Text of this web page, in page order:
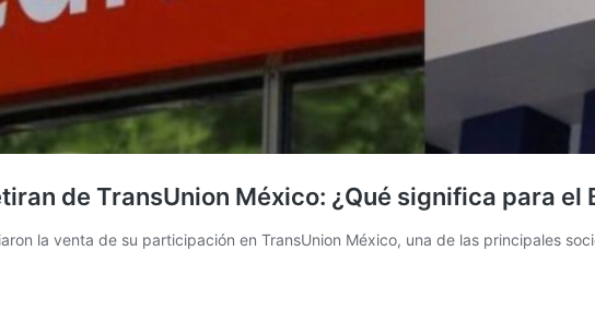
de TransUnion México: ¿Qué significa para
la venta de su participación en TransUnion México, una de las principales